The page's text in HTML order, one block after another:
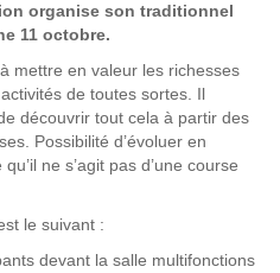
organise son traditionnel
11 octobre.
mettre en valeur les richesses
de toutes sortes. Il
découvrir tout cela à partir des
Possibilité d’évoluer en
ne s’agit pas d’une course
le suivant :
devant la salle multifonctions